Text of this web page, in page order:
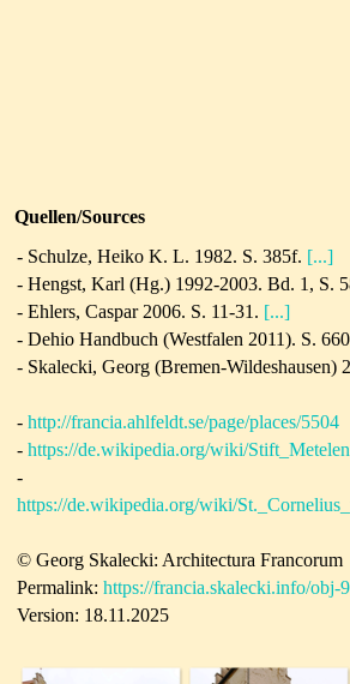
Quellen/Sources
- Schulze, Heiko K. L. 1982. S. 385f. [...]
- Hengst, Karl (Hg.) 1992-2003. Bd. 1, S.
- Ehlers, Caspar 2006. S. 11-31. [...]
- Dehio Handbuch (Westfalen 2011). S.
- Skalecki, Georg (Bremen-Wildeshausen)
- http://francia.ahlfeldt.se/page/places/5504
- https://de.wikipedia.org/wiki/Stift_Metelen
-
https://de.wikipedia.org/wiki/
© Georg Skalecki: Architectura Francorum
Permalink: https://francia.skalecki.info/obj-
Version: 18.11.2025